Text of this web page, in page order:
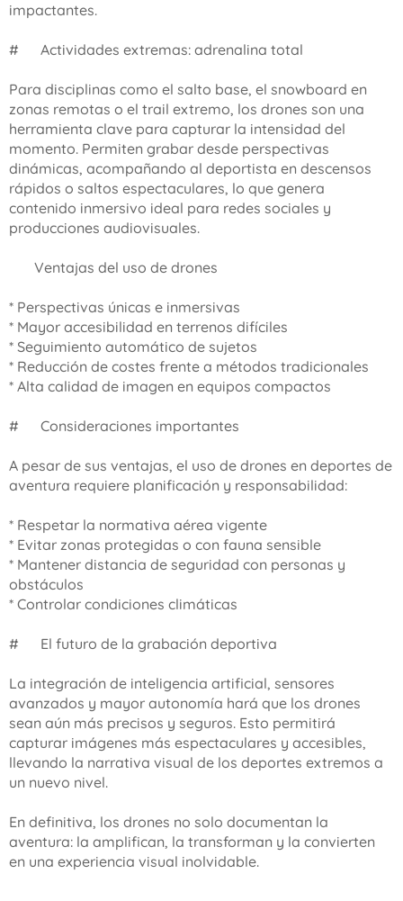
impactantes.
#🪂 Actividades extremas: adrenalina total
Para disciplinas como el salto base, el snowboard en
zonas remotas o el trail extremo, los drones son una
herramienta clave para capturar la intensidad del
momento. Permiten grabar desde perspectivas
dinámicas, acompañando al deportista en descensos
rápidos o saltos espectaculares, lo que genera
contenido inmersivo ideal para redes sociales y
producciones audiovisuales.
🎥 Ventajas del uso de drones
* Perspectivas únicas e inmersivas
* Mayor accesibilidad en terrenos difíciles
* Seguimiento automático de sujetos
* Reducción de costes frente a métodos tradicionales
* Alta calidad de imagen en equipos compactos
#⚠️ Consideraciones importantes
A pesar de sus ventajas, el uso de drones en deportes de
aventura requiere planificación y responsabilidad:
* Respetar la normativa aérea vigente
* Evitar zonas protegidas o con fauna sensible
* Mantener distancia de seguridad con personas y
obstáculos
* Controlar condiciones climáticas
#🌍 El futuro de la grabación deportiva
La integración de inteligencia artificial, sensores
avanzados y mayor autonomía hará que los drones
sean aún más precisos y seguros. Esto permitirá
capturar imágenes más espectaculares y accesibles,
llevando la narrativa visual de los deportes extremos a
un nuevo nivel.
En definitiva, los drones no solo documentan la
aventura: la amplifican, la transforman y la convierten
en una experiencia visual inolvidable.